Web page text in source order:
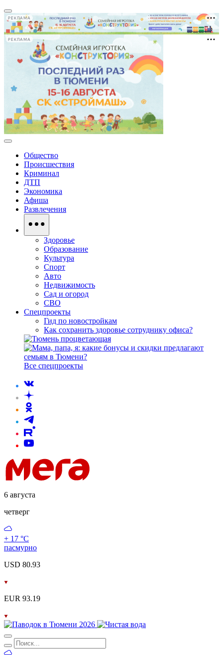
РЕКЛАМА
РЕКЛАМА
Общество
Происшествия
Криминал
ДТП
Экономика
Афиша
Развлечения
Здоровье
Образование
Культура
Спорт
Авто
Недвижимость
Сад и огород
СВО
Спецпроекты
Гид по новостройкам
Как сохранить здоровье сотруднику офиса?
Все спецпроекты
6 августа
четверг
+ 17 °С
пасмурно
USD 80.93
EUR 93.19